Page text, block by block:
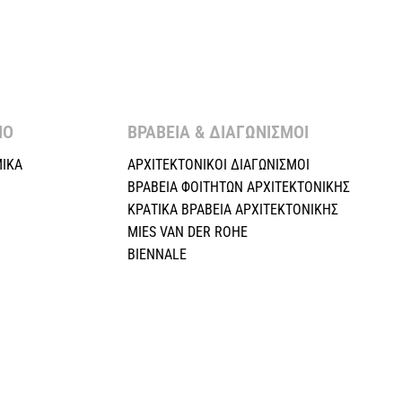
ΒΡΑΒΕΙΑ & ΔΙΑΓΩΝΙΣΜΟΙ ​
ΑΡΧΙΤΕΚΤΟΝΙΚΟΙ ΔΙΑΓΩΝΙΣΜΟΙ
ΒΡΑΒΕΙΑ ΦΟΙΤΗΤΩΝ ΑΡΧΙΤΕΚΤΟΝΙΚΗΣ
ΚΡΑΤΙΚΑ ΒΡΑΒΕΙΑ ΑΡΧΙΤΕΚΤΟΝΙΚΗΣ
MIES VAN DER ROHE
BIENNALE